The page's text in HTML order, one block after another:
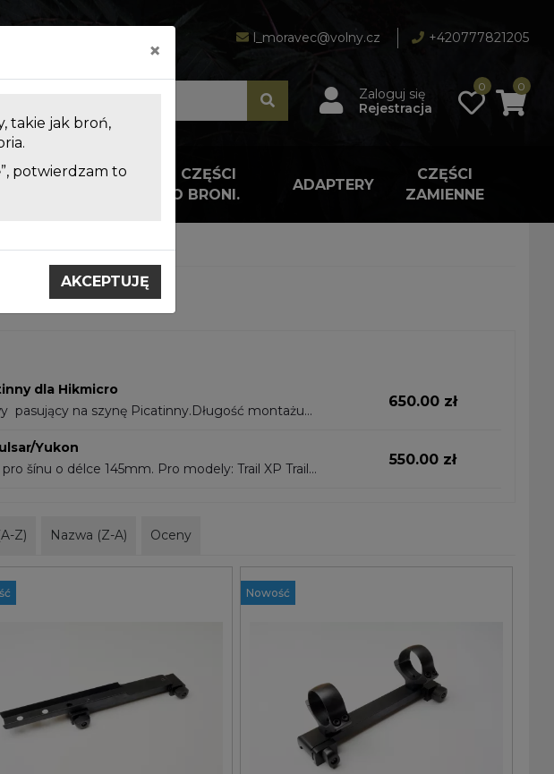
l_moravec@volny.cz +420777821205
Zaloguj się
Rejestracja
0 0
AKCESORIA I CZĘŚCI
ZAMIENNE DO BRONI.
ADAPTERY
CZĘŚCI
ZAMIENNE
dla Hikmicro
pasujący na szynę Picatinny.Długość montażu
650.00 zł
Yukon
145mm. Pro modely: Trail XP Trail
550.00 zł
Z) Nazwa (Z-A) Oceny
Nowość
×
takie jak broń,
”, potwierdzam to
AKCEPTUJĘ